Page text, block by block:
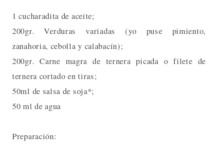
1 cucharadita de aceite;
200gr. Verduras variadas (yo puse pimiento,
zanahoria, cebolla y calabacín);
200gr. Carne magra de ternera picada o filete de
ternera cortado en tiras;
50ml de salsa de soja*;
50 ml de agua
Preparación: